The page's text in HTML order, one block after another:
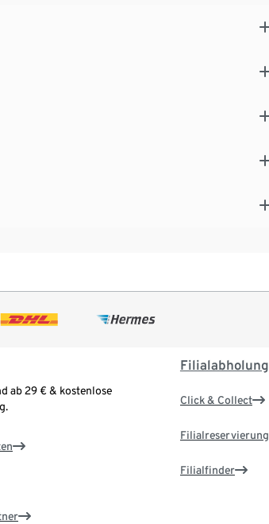
ab 29 € & kostenlose
Filialabholung
Click & Collect
Filialreservierung
Filialfinder